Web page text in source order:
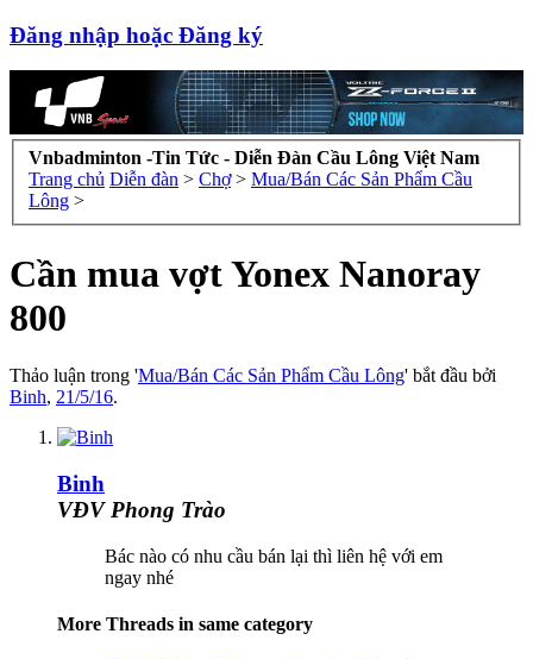
Đăng nhập hoặc Đăng ký
Vnbadminton -Tin Tức - Diễn Đàn Cầu Lông Việt Nam
Trang chủ Diễn đàn > Chợ > Mua/Bán Các Sản Phẩm Cầu
Lông >
Cần mua vợt Yonex Nanoray
800
Thảo luận trong 'Mua/Bán Các Sản Phẩm Cầu Lông' bắt đầu bởi
Binh, 21/5/16.
Binh
VĐV Phong Trào
Bác nào có nhu cầu bán lại thì liên hệ với em
ngay nhé
More Threads in same category